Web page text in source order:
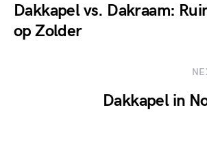
Dakkapel vs. Dakraam:
op Zolder
Dakkapel in